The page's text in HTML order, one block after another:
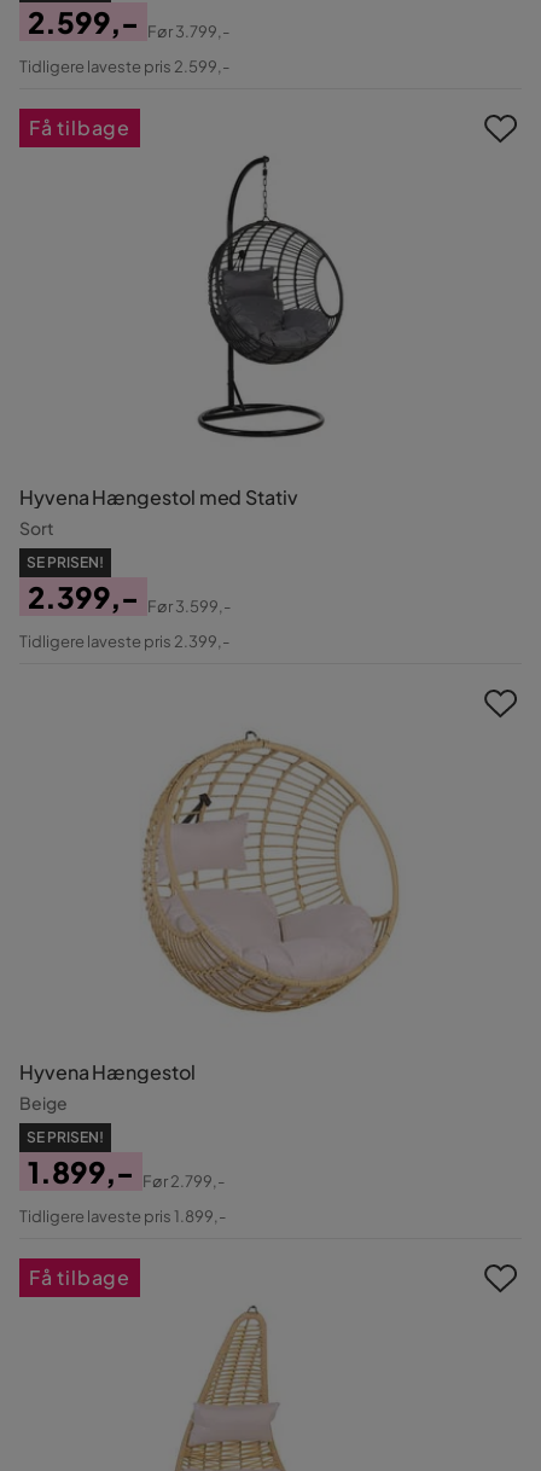
Pris
2.599,-
Original
Før3.799,-
Tidligere laveste pris 2.599,-
Hyvena Hængestol med Stativ
Sort
SE PRISEN!
Pris
2.399,-
Original
Før3.599,-
Tidligere laveste pris 2.399,-
Få tilbage
Hyvena Hængestol
Beige
SE PRISEN!
Pris
1.899,-
Original
Før2.799,-
Tidligere laveste pris 1.899,-
Få tilbage